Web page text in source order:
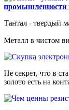
промышленности
Тантал - твердый
Металл в чистом
Не секрет, что в
золото есть на